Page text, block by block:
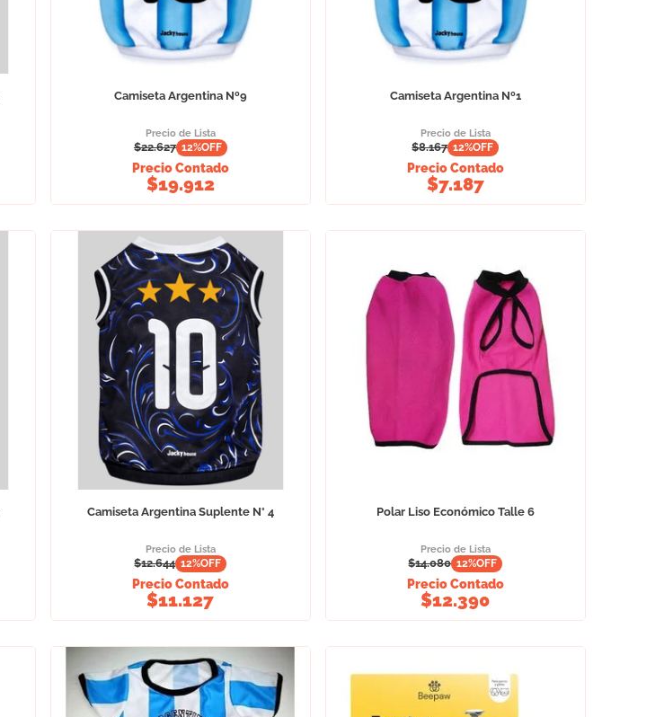
Camiseta Argentina Nº9
Precio de Lista
$22.627 12%OFF
Precio Contado
$19.912
Camiseta Argentina Nº1
Precio de Lista
$8.167 12%OFF
Precio Contado
$7.187
Camiseta Argentina Suplente N° 4
Precio de Lista
$12.644 12%OFF
Precio Contado
$11.127
Polar Liso Económico Talle 6
Precio de Lista
$14.080 12%OFF
Precio Contado
$12.390